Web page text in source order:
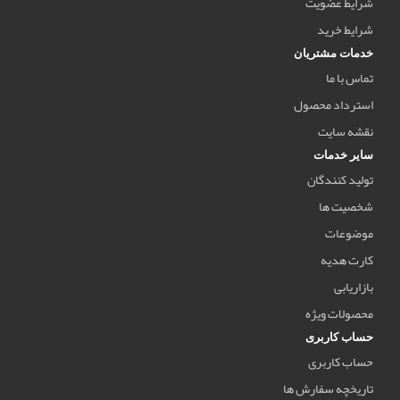
شرایط خرید
خدمات مشتریان
تماس با ما
استرداد محصول
نقشه سایت
سایر خدمات
تولید کنندگان
شخصیت ها
موضوعات
کارت هدیه
بازاریابی
محصولات ویژه
حساب کاربری
حساب کاربری
تاریخچه سفارش ها